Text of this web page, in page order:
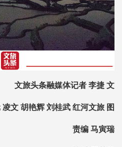
文旅头条融媒体记者 李捷 文
文 胡艳辉 刘桂武 红河文旅 图
责编 马寅瑞